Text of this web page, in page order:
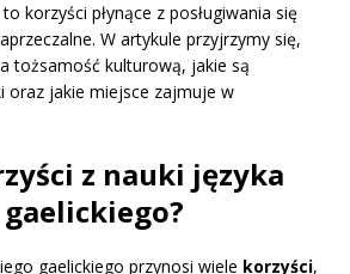
korzyści płynące z posługiwania się
W artykule przyjrzymy się,
tożsamość kulturową, jakie są
oraz jakie miejsce zajmuje w
z nauki języka
gaelickiego przynosi wiele korzyści,